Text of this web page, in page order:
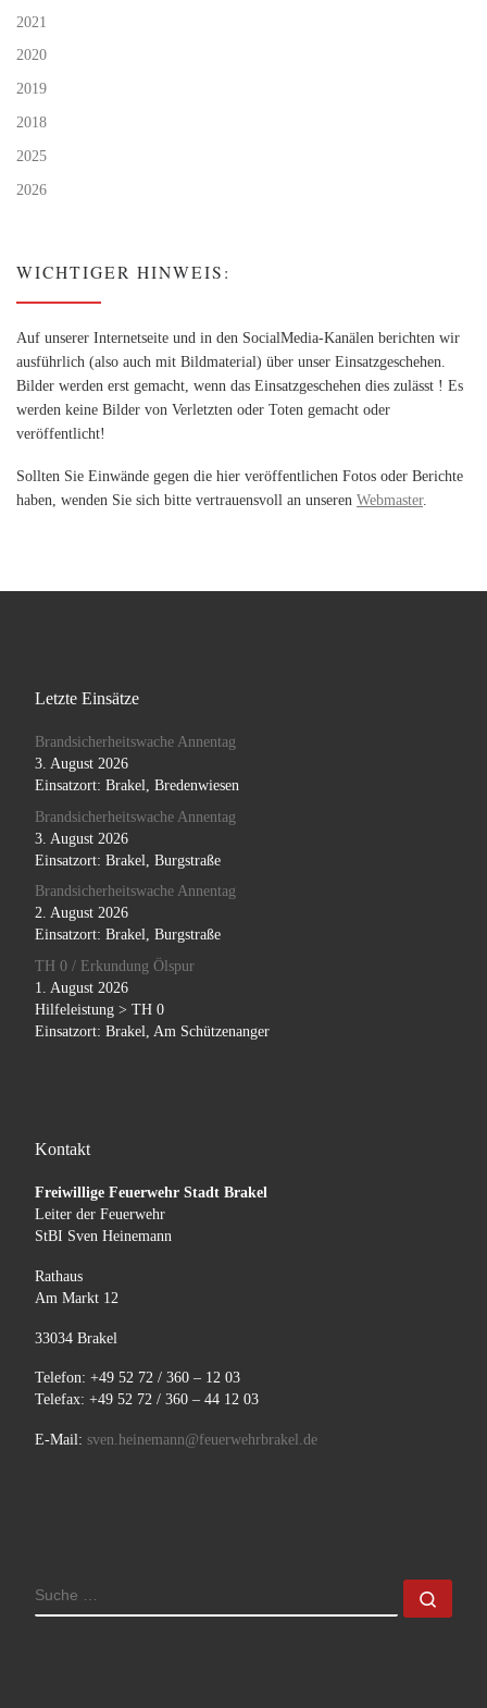
2021
2020
2019
2018
2025
2026
WICHTIGER HINWEIS:
Auf unserer Internetseite und in den SocialMedia-Kanälen berichten wir
ausführlich (also auch mit Bildmaterial) über unser Einsatzgeschehen.
Bilder werden erst gemacht, wenn das Einsatzgeschehen dies zulässt ! Es
werden keine Bilder von Verletzten oder Toten gemacht oder
veröffentlicht!
Sollten Sie Einwände gegen die hier veröffentlichen Fotos oder Berichte
haben, wenden Sie sich bitte vertrauensvoll an unseren Webmaster.
Letzte Einsätze
Brandsicherheitswache Annentag
3. August 2026
Einsatzort: Brakel, Bredenwiesen
Brandsicherheitswache Annentag
3. August 2026
Einsatzort: Brakel, Burgstraße
Brandsicherheitswache Annentag
2. August 2026
Einsatzort: Brakel, Burgstraße
TH 0 / Erkundung Ölspur
1. August 2026
Hilfeleistung > TH 0
Einsatzort: Brakel, Am Schützenanger
Kontakt
Freiwillige Feuerwehr Stadt Brakel
Leiter der Feuerwehr
StBI Sven Heinemann
Rathaus
Am Markt 12
33034 Brakel
Telefon: +49 52 72 / 360 – 12 03
Telefax: +49 52 72 / 360 – 44 12 03
E-Mail: sven.heinemann@feuerwehrbrakel.de
SUCHE